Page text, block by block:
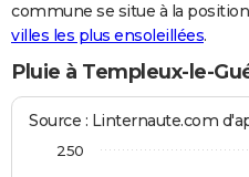
commune se situe à la
villes les plus ensoleillées.
Pluie à Templeux-le-
Source : Linternaute.com
250